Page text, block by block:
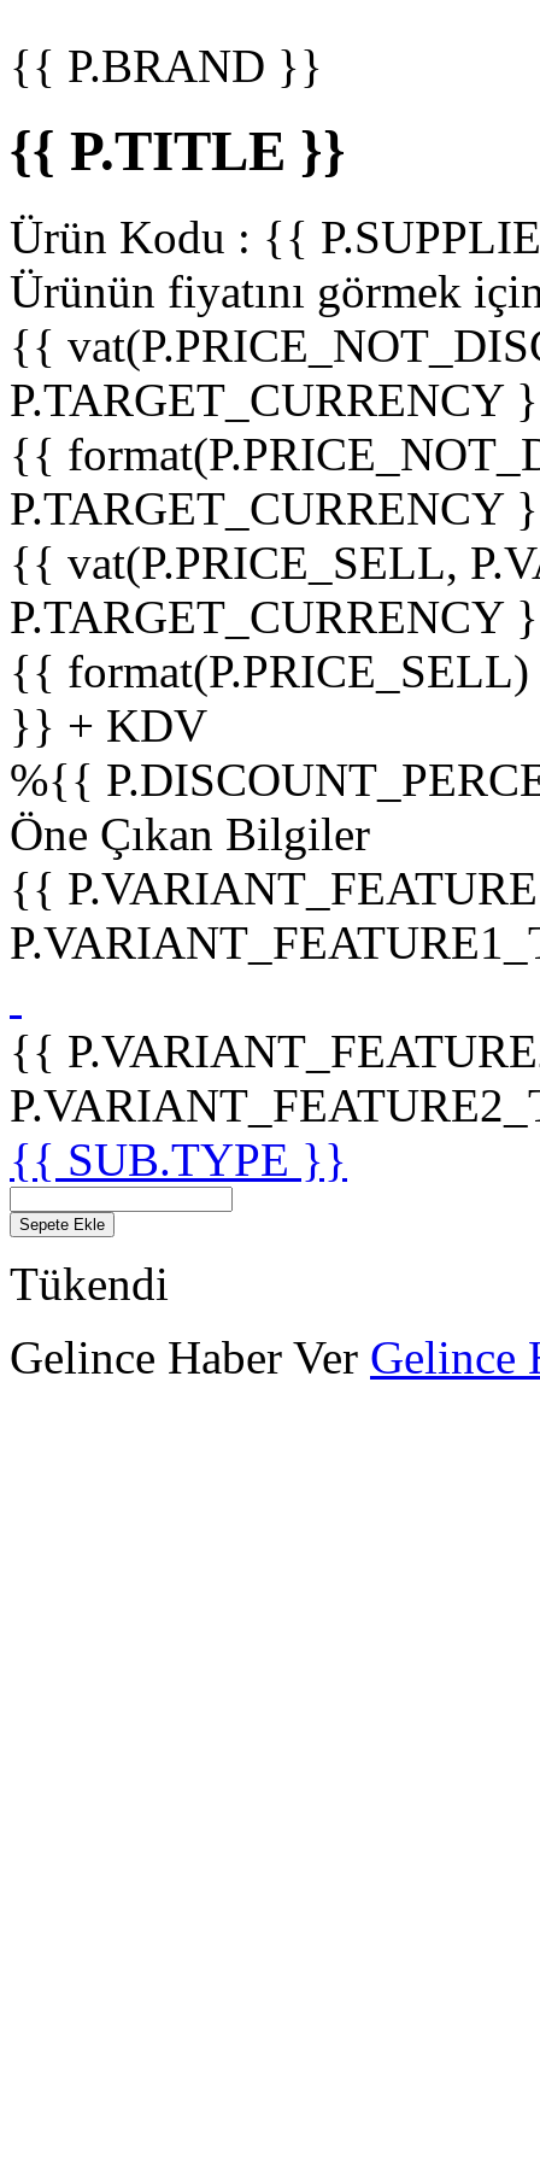
{{ P.BRAND }}
{{ P.TITLE }}
Ürün Kodu : {{
Ürünün fiyatını görmek
{{
P.TARGET_CURRENCY
{{
P.TARGET_CURRENCY
{{ vat(P.PRICE_SELL,
P.TARGET_CURRENCY
{{
}} + KDV
%{{
Öne Çıkan Bilgiler
{{
{{
{{ SUB.TYPE }}
Sepete Ekle
Tükendi
Gelince Haber Ver Gelince